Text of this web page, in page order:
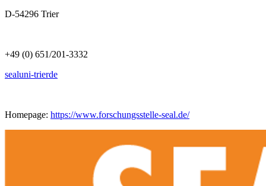
D-54296 Trier
+49 (0) 651/201-3332
sealuni-trierde
Homepage: https://www.forschungsstelle-seal.de/